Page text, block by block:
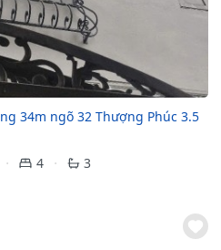
34m ngõ 32 Thượng Phúc 3.5
4
3